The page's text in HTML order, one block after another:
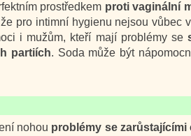
prostředkem proti vaginální
pro intimní hygienu nejsou vůbec
i mužům, kteří mají problémy se
partiích. Soda může být
nohou problémy se zarůstajícími